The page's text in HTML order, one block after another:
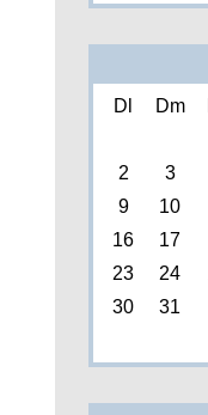
Dl Dm
2
3
9
10
16
17
23
24
30
31